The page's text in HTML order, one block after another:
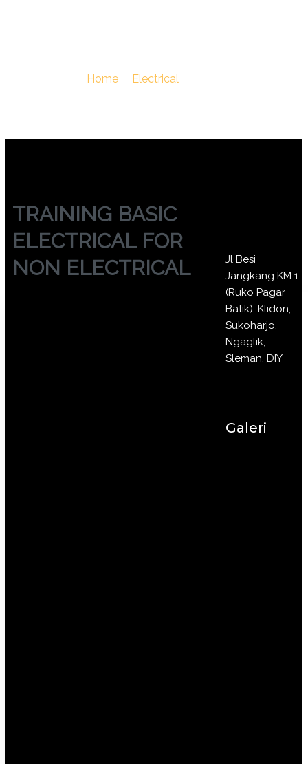
Home Electrical
TRAINING BASIC
ELECTRICAL FOR
NON ELECTRICAL
Jl Besi
Jangkang KM 1
(Ruko Pagar
Batik), Klidon,
Sukoharjo,
Ngaglik,
Sleman, DIY
Galeri